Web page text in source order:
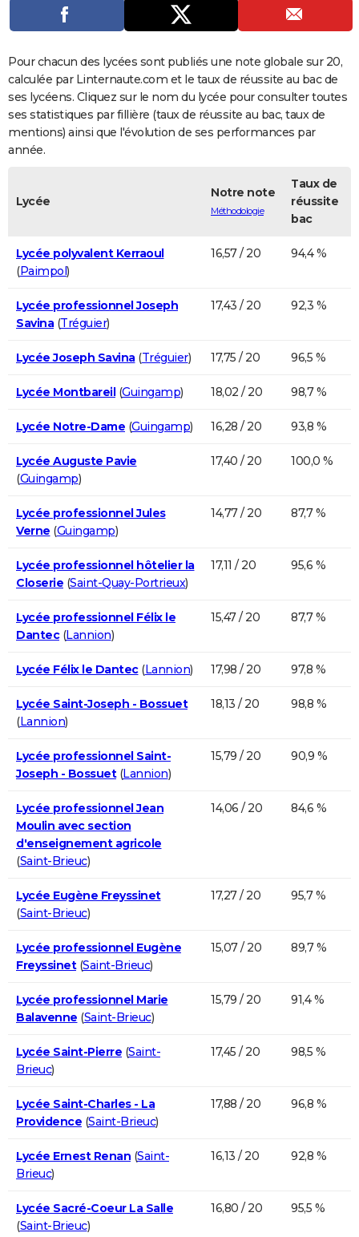
COPAINS D'AVANT
FORUM
Bricolage
Lifestyle
Culture
Television
Voyage
Cinema
Pour chacun des lycées sont publiés une note globale sur 20,
calculée par Linternaute.com et le taux de réussite au bac de
ses lycéens. Cliquez sur le nom du lycée pour consulter toutes
ses statistiques par fillière (taux de réussite au bac, taux de
mentions) ainsi que l'évolution de ses performances par
année.
Lycée
Notre note
Méthodologie
Taux de
réussite
bac
Lycée polyvalent Kerraoul
(Paimpol)
16,57 / 20 94,4 %
Lycée professionnel Joseph
Savina(Tréguier)
17,43 / 20 92,3 %
Lycée Joseph Savina(Tréguier) 17,75 / 20 96,5 %
Lycée Montbareil(Guingamp) 18,02 / 20 98,7 %
Lycée Notre-Dame (Guingamp) 16,28 / 20 93,8 %
Lycée Auguste Pavie
(Guingamp)
17,40 / 20 100,0 %
Lycée professionnel Jules
Verne (Guingamp)
14,77 / 20 87,7 %
Lycée professionnel hôtelier la
Closerie (Saint-Quay-Portrieux)
17,11 / 20 95,6 %
Lycée professionnel Félix le
Dantec(Lannion)
15,47 / 20 87,7 %
Lycée Félix le Dantec(Lannion) 17,98 / 20 97,8 %
Lycée Saint-Joseph - Bossuet
(Lannion)
18,13 / 20 98,8 %
Lycée professionnel Saint-
Joseph - Bossuet(Lannion)
15,79 / 20 90,9 %
Lycée professionnel Jean
Moulin avec section
d'enseignement agricole
(Saint-Brieuc)
14,06 / 20 84,6 %
Lycée Eugène Freyssinet
(Saint-Brieuc)
17,27 / 20 95,7 %
Lycée professionnel Eugène
Freyssinet(Saint-Brieuc)
15,07 / 20 89,7 %
Lycée professionnel Marie
Balavenne (Saint-Brieuc)
15,79 / 20 91,4 %
Lycée Saint-Pierre (Saint-
Brieuc)
17,45 / 20 98,5 %
Lycée Saint-Charles - La
Providence (Saint-Brieuc)
17,88 / 20 96,8 %
Lycée Ernest Renan (Saint-
Brieuc)
16,13 / 20 92,8 %
Lycée Sacré-Coeur La Salle
(Saint-Brieuc)
16,80 / 20 95,5 %